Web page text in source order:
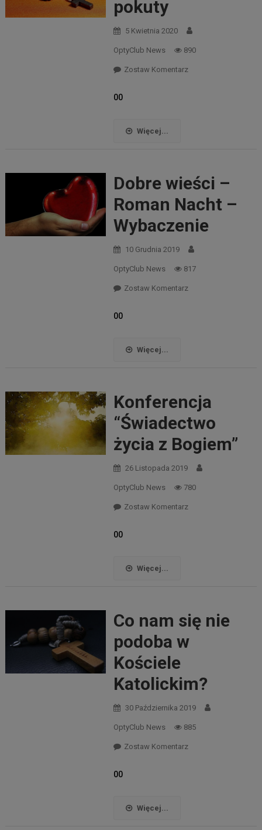
pokuty
5 Kwietnia 2020
OptyClub News 890
Zostaw Komentarz
00
Więcej...
Dobre wieści –
Roman Nacht –
Wybaczenie
10 Grudnia 2019
OptyClub News 817
Zostaw Komentarz
00
Więcej...
Konferencja
“Świadectwo
życia z Bogiem”
26 Listopada 2019
OptyClub News 780
Zostaw Komentarz
00
Więcej...
Co nam się nie
podoba w
Kościele
Katolickim?
30 Października 2019
OptyClub News 885
Zostaw Komentarz
00
Więcej...